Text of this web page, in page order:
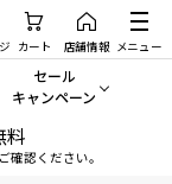
カート 店舗情報 メニュー
ン
セール
キャンペーン
セール・キャンペー
料
確認ください。